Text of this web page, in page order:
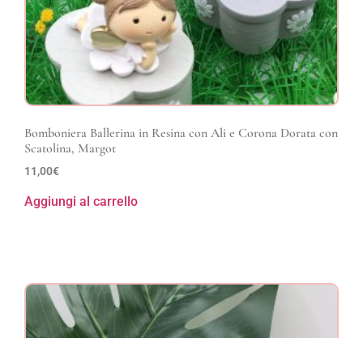
Bomboniera Ballerina in Resina con Ali e Corona Dorata con
Scatolina, Margot
11,00€
Aggiungi al carrello